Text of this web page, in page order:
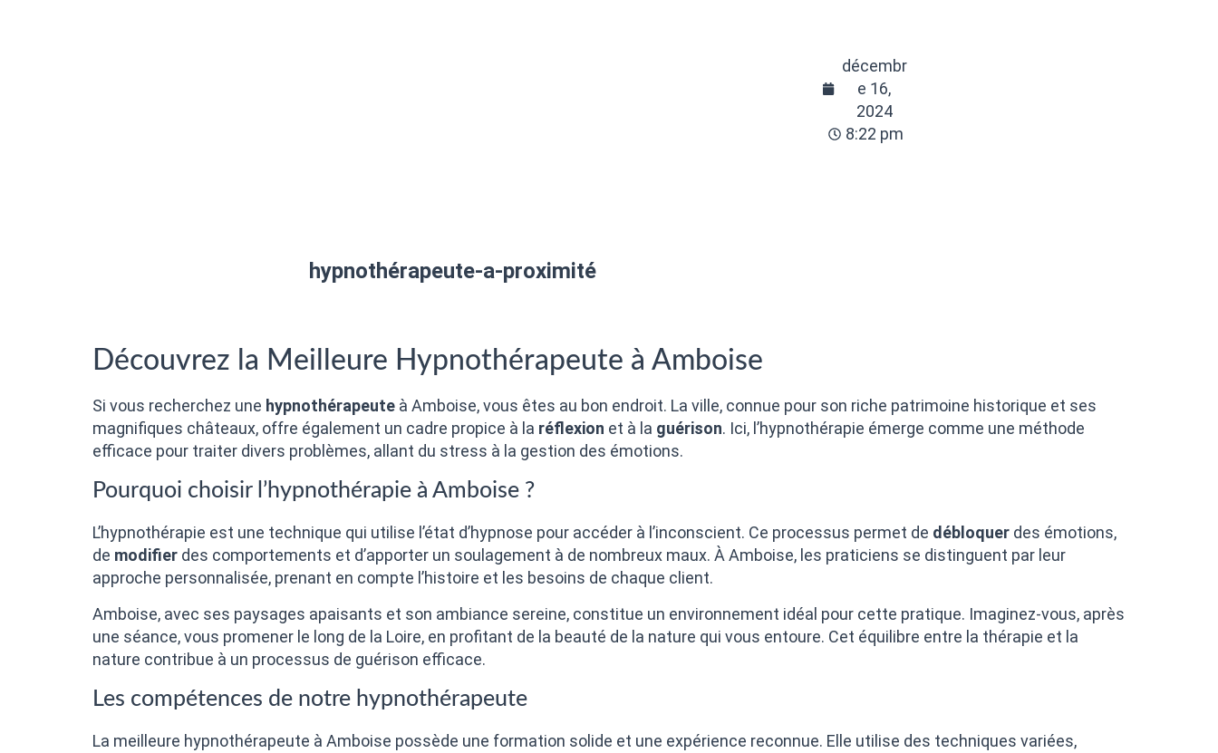
hypnothérapeute-a-proximité
décembr
e 16,
2024
8:22 pm
Découvrez la Meilleure Hypnothérapeute à Amboise
Si vous recherchez une hypnothérapeute à Amboise, vous êtes au bon endroit. La ville, connue pour son riche patrimoine historique et ses
magnifiques châteaux, offre également un cadre propice à la réflexion et à la guérison. Ici, l’hypnothérapie émerge comme une méthode
efficace pour traiter divers problèmes, allant du stress à la gestion des émotions.
Pourquoi choisir l’hypnothérapie à Amboise ?
L’hypnothérapie est une technique qui utilise l’état d’hypnose pour accéder à l’inconscient. Ce processus permet de débloquer des émotions,
de modifier des comportements et d’apporter un soulagement à de nombreux maux. À Amboise, les praticiens se distinguent par leur
approche personnalisée, prenant en compte l’histoire et les besoins de chaque client.
Amboise, avec ses paysages apaisants et son ambiance sereine, constitue un environnement idéal pour cette pratique. Imaginez-vous, après
une séance, vous promener le long de la Loire, en profitant de la beauté de la nature qui vous entoure. Cet équilibre entre la thérapie et la
nature contribue à un processus de guérison efficace.
Les compétences de notre hypnothérapeute
La meilleure hypnothérapeute à Amboise possède une formation solide et une expérience reconnue. Elle utilise des techniques variées,